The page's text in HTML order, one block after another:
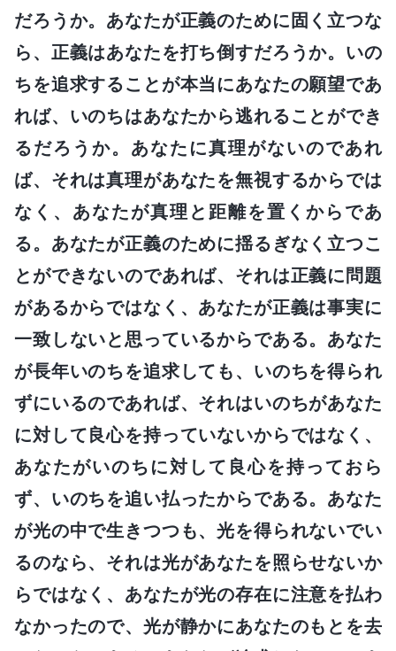
だろうか。あなたが正義のために固く立つな
ら、正義はあなたを打ち倒すだろうか。いの
ちを追求することが本当にあなたの願望であ
れば、いのちはあなたから逃れることができ
るだろうか。あなたに真理がないのであれ
ば、それは真理があなたを無視するからでは
なく、あなたが真理と距離を置くからであ
る。あなたが正義のために揺るぎなく立つこ
とができないのであれば、それは正義に問題
があるからではなく、あなたが正義は事実に
一致しないと思っているからである。あなた
が長年いのちを追求しても、いのちを得られ
ずにいるのであれば、それはいのちがあなた
に対して良心を持っていないからではなく、
あなたがいのちに対して良心を持っておら
ず、いのちを追い払ったからである。あなた
が光の中で生きつつも、光を得られないでい
るのなら、それは光があなたを照らせないか
らではなく、あなたが光の存在に注意を払わ
なかったので、光が静かにあなたのもとを去